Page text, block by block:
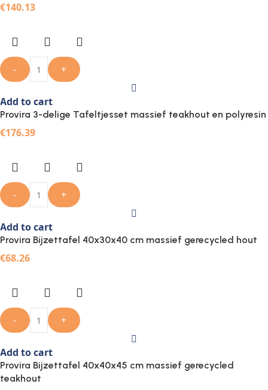
€140.13
- +
Add to cart
Provira 3-delige Tafeltjesset massief teakhout en polyresin
€176.39
- +
Add to cart
Provira Bijzettafel 40x30x40 cm massief gerecycled hout
€68.26
- +
Add to cart
Provira Bijzettafel 40x40x45 cm massief gerecycled
teakhout